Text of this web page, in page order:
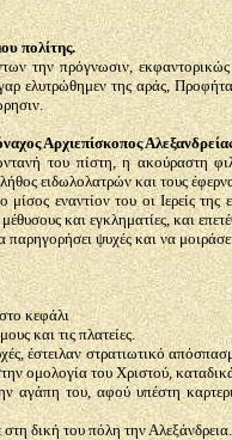
πολίτης.
την πρόγνωσιν,
ελυτρώθημεν της αράς,
Αρχιεπίσκοπος
του πίστη, η ακούραστη
ειδωλολατρών και τους
εναντίον του οι Ιερείς
και εγκληματίες, και
παρηγορήσει ψυχές και να
κεφάλι
και τις πλατείες.
έστειλαν στρατιωτικό
ομολογία του Χριστού,
αγάπη του, αφού υπέστη
δική του πόλη την Αλεξάνδρεια.